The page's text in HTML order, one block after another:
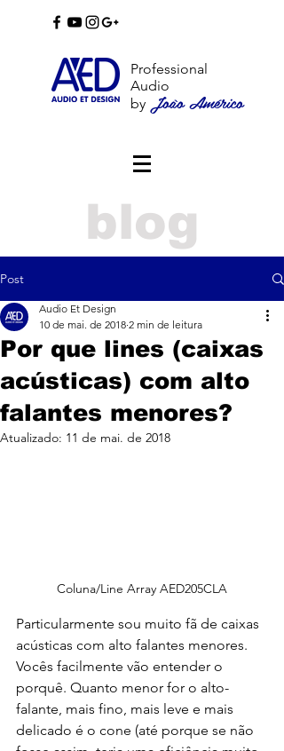
Professional
Audio
by João Américo
blog
Post
Por que lines (caixas
acústicas) com alto
falantes menores?
Audio Et Design
10 de mai. de 2018 2 min de leitura
Atualizado: 11 de mai. de 2018
Coluna/Line Array AED205CLA
Particularmente sou muito fã de caixas
acústicas com alto falantes menores.
Vocês facilmente vão entender o
porquê. Quanto menor for o alto-
falante, mais fino, mais leve e mais
delicado é o cone (até porque se não